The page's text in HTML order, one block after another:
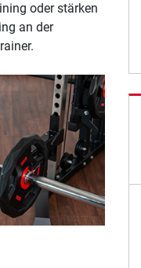
oder stärken
an der